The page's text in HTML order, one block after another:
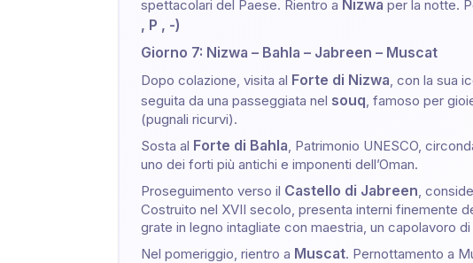
spettacolari del Paese. Rientro a Nizwa per la notte.
, P , -)
Giorno 7: Nizwa – Bahla – Jabreen – Muscat
Dopo colazione, visita al Forte di Nizwa, con la sua
seguita da una passeggiata nel souq, famoso per
(pugnali ricurvi).
Sosta al Forte di Bahla, Patrimonio UNESCO,
uno dei forti più antichi e imponenti dell’Oman.
Proseguimento verso il Castello di Jabreen,
Costruito nel XVII secolo, presenta interni finemente
grate in legno intagliate con maestria, un capolavoro
Nel pomeriggio, rientro a Muscat. Pernottamento a